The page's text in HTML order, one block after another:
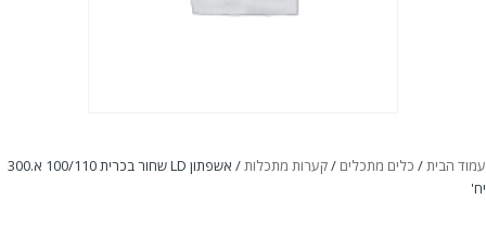
עמוד הבית/ כלים מתכלים /קערות מתכלות
/ אשפתון LD שחור בכרית 100/110 א.300
יח'